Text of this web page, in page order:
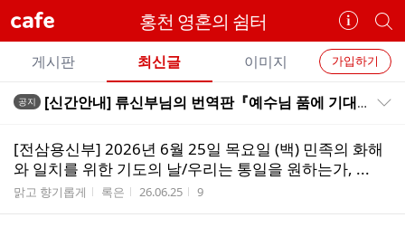
cafe 홍천 영혼의 쉼터
카
페
정
보
보
기
개
별
카
페
검
카
페
메
뉴
가입하기
게시판 최신글 이미지
전
글
공지 [신간안내] 류신부님의 번역판『예수님 품에 기대어』를 소개합니다.
[전삼용신부] 2026년 6월 25일 목요일 (백) 민족의 화해
와 일치를 위한 기도의 날/우리는 통일을 원하는가, ...
게시판명
맑고 향기롭게 작성자
록은 작성시간
26.06.25 조회수
9